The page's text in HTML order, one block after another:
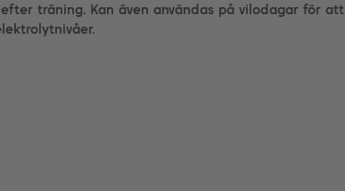
träning. Kan även användas på vilodagar för att